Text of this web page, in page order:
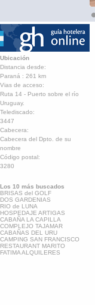
Ubicación
Distancia desde:
Paraná : 261 km
Vias de acceso:
Ruta 14 - Puerto sobre el río
Uruguay.
Telediscado:
3447
Cabecera:
Cabecera del Dpto. de su
nombre
Código postal:
3280
Los 10 más buscados
BRISAS del GOLF
DOS GARDENIAS
RIO de LUNA
HOSPEDAJE ARTIGAS
CABAÑA LA CAPILLA
COMPLEJO TAJAMAR
CABAÑAS DEL URU
CAMPING SAN FRANCISCO
RESTAURANT MARITO
FATIMA ALQUILERES